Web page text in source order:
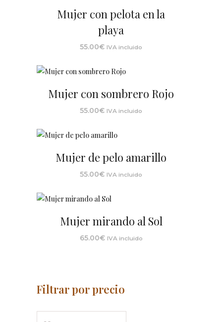
Mujer con pelota en la
playa
55.00€ IVA incluido
Mujer con sombrero Rojo
55.00€ IVA incluido
Mujer de pelo amarillo
55.00€ IVA incluido
Mujer mirando al Sol
65.00€ IVA incluido
Filtrar por precio